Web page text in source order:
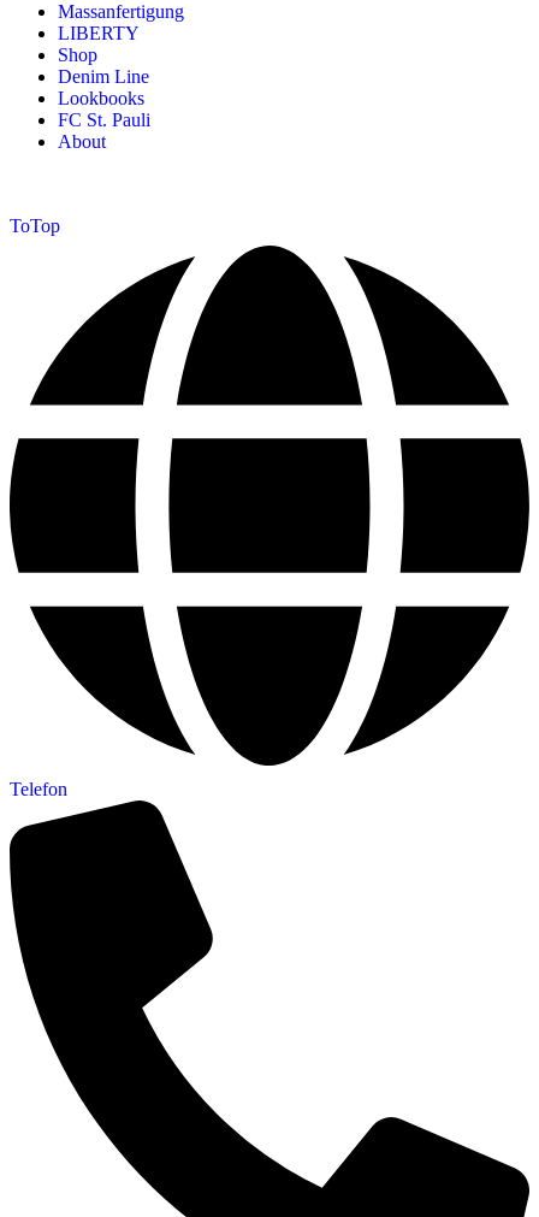
Massanfertigung
LIBERTY
Shop
Denim Line
Lookbooks
FC St. Pauli
About
ToTop
Telefon